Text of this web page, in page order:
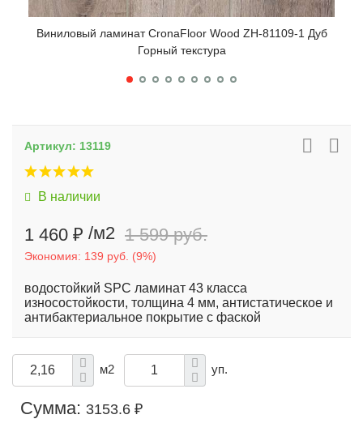
Виниловый ламинат CronaFloor Wood ZH-81109-1 Дуб
Горный текстура
Артикул: 13119
В наличии
1 460 ₽ /м2 1 599 руб.
Экономия: 139 руб. (9%)
водостойкий SPC ламинат 43 класса
износостойкости, толщина 4 мм, антистатическое и
антибактериальное покрытие с фаской
м2 уп.
Сумма: 3153.6 ₽